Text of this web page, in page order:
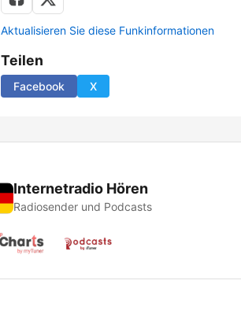
Aktualisieren Sie diese Funkinformationen
Teilen
Facebook X
Internetradio Hören
Radiosender und Podcasts